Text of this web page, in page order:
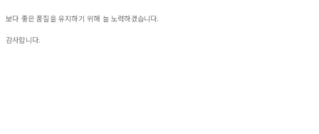
보다 좋은 품질을 유지하기 위해 늘 노력하겠습니다.
감사합니다.